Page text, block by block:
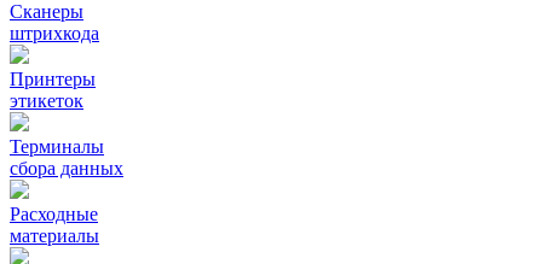
Сканеры
штрихкода
Принтеры
этикеток
Терминалы
сбора данных
Расходные
материалы